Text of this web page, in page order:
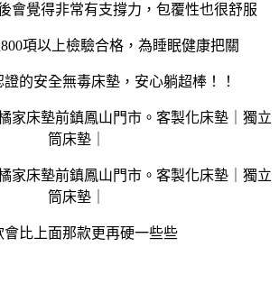
會覺得非常有支撐力，包覆性也很舒服
項以上檢驗合格，為睡眠健康把關
的安全無毒床墊，安心躺超棒！！
會比上面那款更再硬一些些